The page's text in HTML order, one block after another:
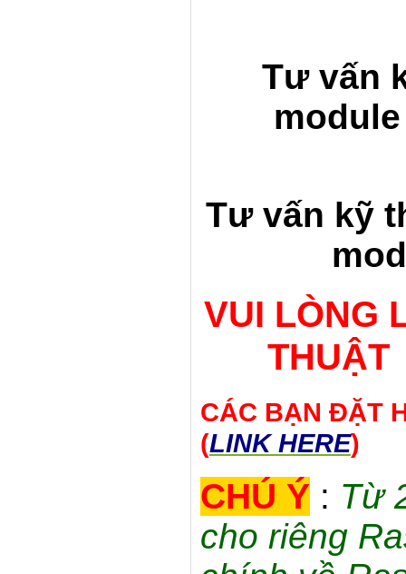
Tư vấn
Tư vấn kỹ
VUI LÒNG
THUẬT
CÁC BẠN ĐẶT
(LINK HERE)
CHÚ Ý : Từ
cho riêng